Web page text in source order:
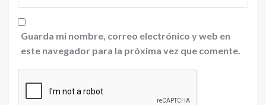
Guarda mi nombre, correo electrónico y web en
este navegador para la próxima vez que comente.